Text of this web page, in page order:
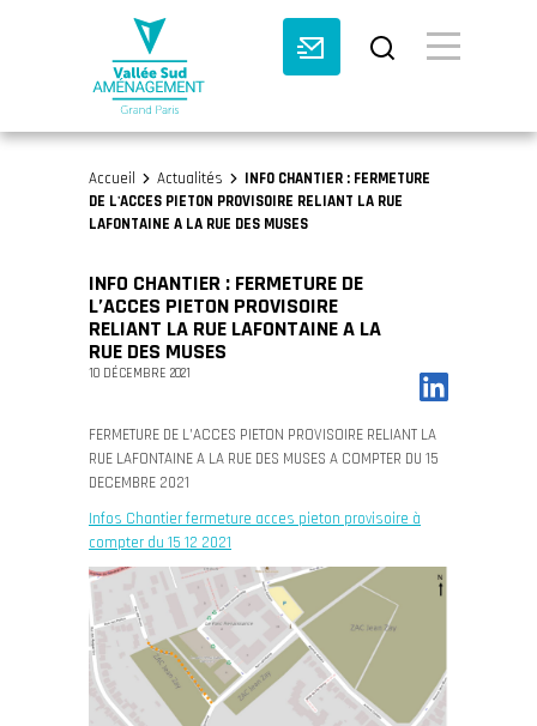
Accueil Actualités
INFO CHANTIER : FERMETURE
DE L'ACCES PIETON PROVISOIRE RELIANT LA RUE
LAFONTAINE A LA RUE DES MUSES
INFO CHANTIER : FERMETURE DE
L’ACCES PIETON PROVISOIRE
RELIANT LA RUE LAFONTAINE A LA
RUE DES MUSES
10 DÉCEMBRE 2021
FERMETURE DE L’ACCES PIETON PROVISOIRE RELIANT LA
RUE LAFONTAINE A LA RUE DES MUSES A COMPTER DU 15
DECEMBRE 2021
Infos Chantier fermeture acces pieton provisoire à
compter du 15 12 2021